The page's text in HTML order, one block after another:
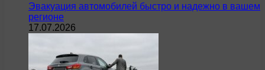
Эвакуация автомобилей быстро и надежно в вашем
регионе
17.07.2026